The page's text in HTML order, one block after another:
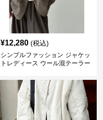
¥12,280 (税込)
シンプルファッション ジャケッ
トレディース ウール混テーラー